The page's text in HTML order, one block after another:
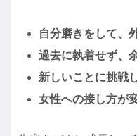
自分磨きをして、
過去に執着せず、
新しいことに挑戦
女性への接し方が